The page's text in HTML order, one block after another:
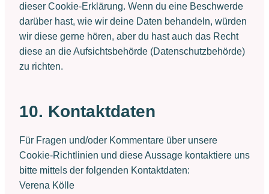
dieser Cookie-Erklärung. Wenn du eine Beschwerde
darüber hast, wie wir deine Daten behandeln, würden
wir diese gerne hören, aber du hast auch das Recht
diese an die Aufsichtsbehörde (Datenschutzbehörde)
zu richten.
10. Kontaktdaten
Für Fragen und/oder Kommentare über unsere
Cookie-Richtlinien und diese Aussage kontaktiere uns
bitte mittels der folgenden Kontaktdaten:
Verena Kölle